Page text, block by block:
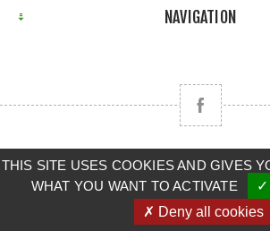
NAVIGATION
Copyright © 2026 CLAAS BRETAGNE
réservés.
Powered by
THIS SITE USES COOKIES AND GIVES
WHAT YOU WANT TO ACTIVATE
✓
✗ Deny all cookies